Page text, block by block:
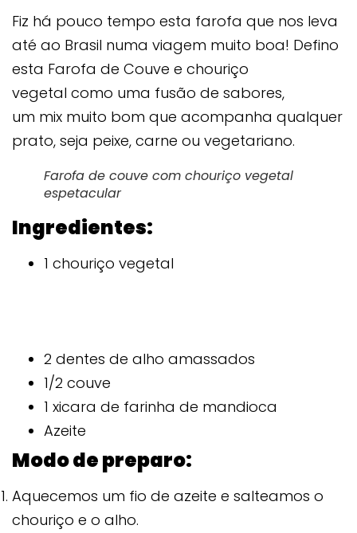
Fiz há pouco tempo esta farofa que nos leva
até ao Brasil numa viagem muito boa! Defino
esta Farofa de Couve e chouriço
vegetal como uma fusão de sabores,
um mix muito bom que acompanha qualquer
prato, seja peixe, carne ou vegetariano.
Farofa de couve com chouriço vegetal
espetacular
Ingredientes:
1 chouriço vegetal
2 dentes de alho amassados
1/2 couve
1 xicara de farinha de mandioca
Azeite
Modo de preparo:
Aquecemos um fio de azeite e salteamos o
chouriço e o alho.